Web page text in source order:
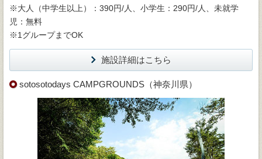
※大人（中学生以上）：390円/人、小学生：290円/人、未就学
児：無料
※1グループまでOK
施設詳細はこちら
sotosotodays CAMPGROUNDS（神奈川県）